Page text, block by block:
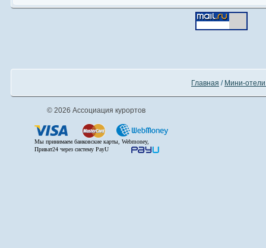
Главная / Мини-
© 2026 Ассоциация курортов
Мы принимаем банковские карты, Webmoney,
Приват24 через систему PayU